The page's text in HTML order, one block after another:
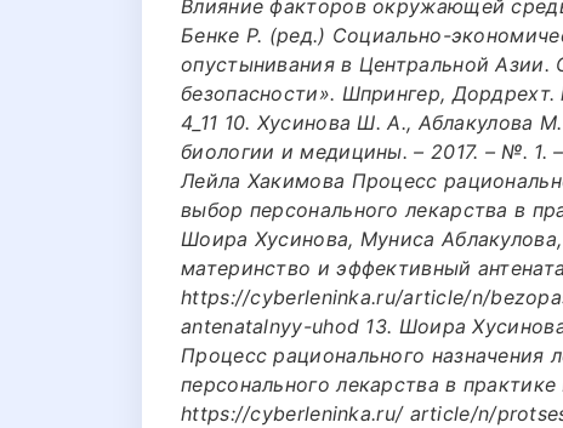
Влияние факторов окружающей
Бенке Р. (ред.) Социально-
опустынивания в Центральной
безопасности». Шпрингер,
4_11 10. Хусинова Ш. А., Аблакулова
биологии и медицины. – 2017. – №. 1.
Лейла Хакимова Процесс
выбор персонального лекарства в
Шоира Хусинова, Муниса
материнство и эффективный
https://cyberleninka.ru/article/n/
antenatalnyy-uhod 13. Шоира
Процесс рационального назначения
персонального лекарства в
https://cyberleninka.ru/ article/n/